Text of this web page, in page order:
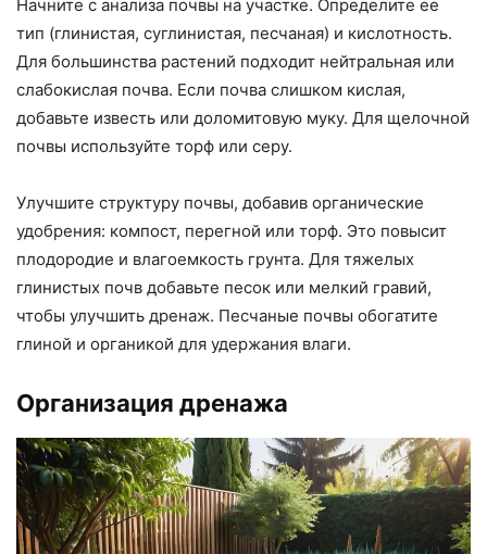
Начните с анализа почвы на участке. Определите ее
тип (глинистая, суглинистая, песчаная) и кислотность.
Для большинства растений подходит нейтральная или
слабокислая почва. Если почва слишком кислая,
добавьте известь или доломитовую муку. Для щелочной
почвы используйте торф или серу.
Улучшите структуру почвы, добавив органические
удобрения: компост, перегной или торф. Это повысит
плодородие и влагоемкость грунта. Для тяжелых
глинистых почв добавьте песок или мелкий гравий,
чтобы улучшить дренаж. Песчаные почвы обогатите
глиной и органикой для удержания влаги.
Организация дренажа